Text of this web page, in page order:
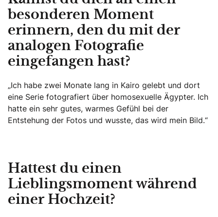
besonderen Moment
erinnern, den du mit der
analogen Fotografie
eingefangen hast?
„Ich habe zwei Monate lang in Kairo gelebt und dort
eine Serie fotografiert über homosexuelle Ägypter. Ich
hatte ein sehr gutes, warmes Gefühl bei der
Entstehung der Fotos und wusste, das wird mein Bild.“
Hattest du einen
Lieblingsmoment während
einer Hochzeit?